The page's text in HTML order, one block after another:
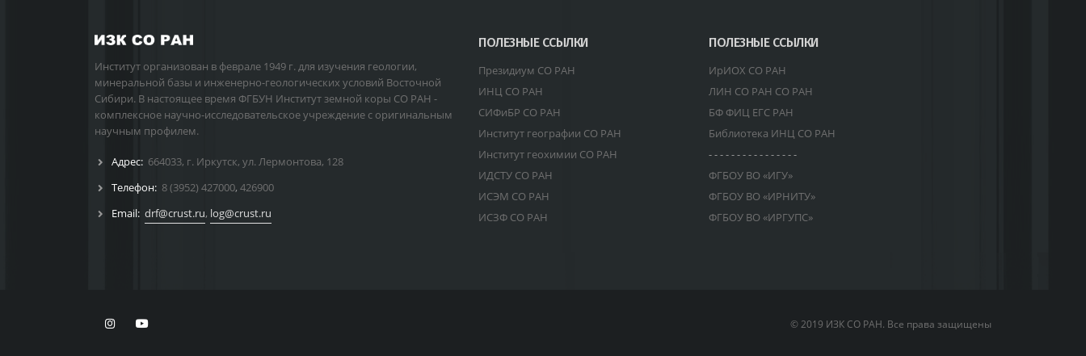
Институт организован в феврале 1949 г. для изучения геологии,
минеральной базы и инженерно-геологических условий Восточной
Сибири. В настоящее время ФГБУН Институт земной коры СО РАН -
комплексное научно-исследовательское учреждение с оригинальным
научным профилем.
Адрес: 664033, г. Иркутск, ул. Лермонтова, 128
Телефон: 8 (3952) 427000, 426900
Email: drf@crust.ru, log@crust.ru
ПОЛЕЗНЫЕ ССЫЛКИ
Президиум СО РАН
ИНЦ СО РАН
СИФиБР СО РАН
Институт географии СО РАН
Институт геохимии СО РАН
ИДСТУ СО РАН
ИСЭМ СО РАН
ИСЗФ СО РАН
ПОЛЕЗНЫЕ ССЫЛКИ
ИрИОХ СО РАН
ЛИН СО РАН СО РАН
БФ ФИЦ ЕГС РАН
Библиотека ИНЦ СО РАН
- - - - - - - - - - - - - - - -
ФГБОУ ВО «ИГУ»
ФГБОУ ВО «ИРНИТУ»
ФГБОУ ВО «ИРГУПС»
© 2019 ИЗК СО РАН. Все права защищены